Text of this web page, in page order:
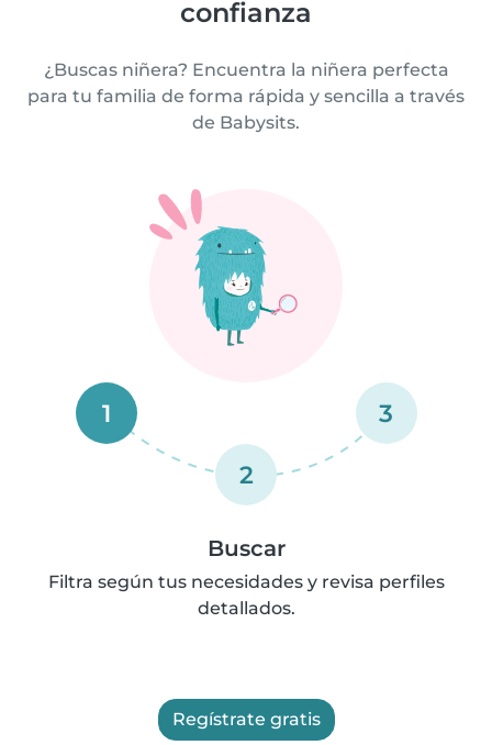
confianza
¿Buscas niñera? Encuentra la niñera perfecta
para tu familia de forma rápida y sencilla a través
de Babysits.
1
2
3
Buscar
Filtra según tus necesidades y revisa perfiles
detallados.
Regístrate gratis